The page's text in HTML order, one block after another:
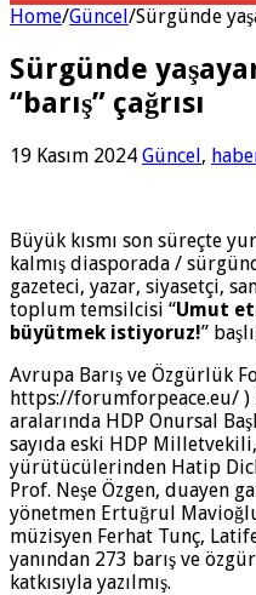
Home/Güncel/Sürgünde
Sürgünde
“barış” çağrısı
19 Kasım 2024 Güncel,
Büyük kısmı son süreçte
kalmış diasporada /
gazeteci, yazar, siyasetçi,
toplum temsilcisi “Umut
büyütmek istiyoruz!”
Avrupa Barış ve Özgürlük
https://forumforpeace.eu/ )
aralarında HDP Onursal
sayıda eski HDP
yürütücülerinden Hatip
Prof. Neşe Özgen, duayen
yönetmen Ertuğrul
müzisyen Ferhat Tunç,
yanından 273 barış ve
katkısıyla yazılmış.